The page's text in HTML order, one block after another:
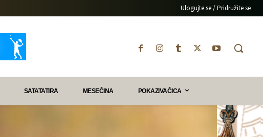
Ulogujte se / Pridružite se
SATATATIRA MESEČINA POKAZIVAČICA